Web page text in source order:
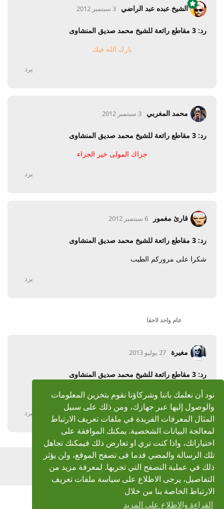
نود أن نعلمك باننا وشركاؤنا نقوم بتخزين المعلومات
والوصول إليها عبر جهازك، ومن ذلك على سبيل
المثال المعرفات الفريدة في ملفات تعريف الارتباط
لمعالجة البيانات الشخصية. يمكنك الموافقة على
اختياراتك، واذا كنت تري او تعارض ذلك فيمكنك تجاهل
تلك الرسالة والمضي قدما فى تصفح الموقع، ولن يؤثر
ذلك في عملية التصفح التي تجريها. لمعرفة مزيد من
التفاصيل، يرجى الاطلاع على سياسة ملفات تعريف
الارتباط الخاصة بنا من خلال
القراءة والاطلاع على المزيد
الشيخ عبده عبد الراضي 3 سبتمبر 2012
رد: 3 مقاطع رائعة للشيخ محمد صديق المنشاوى
بارك الله فيك
يرد
محمد المغربي 3 سبتمبر 2012
رد: 3 مقاطع رائعة للشيخ محمد صديق المنشاوى
جزاك المولى خير الجزاء
يرد
قارئ مغمور 6 سبتمبر 2012
رد: 3 مقاطع رائعة للشيخ محمد صديق المنشاوى
شكرا على مروركم الطيب
يرد
عام واحد لاحقا
مغيرة 27 يوليو 2013
رد: 3 مقاطع رائعة للشيخ محمد صديق المنشاوى
جزاكم الله خيرا
يرد
اضف رد